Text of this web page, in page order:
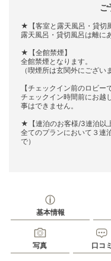
ご
★【客室と露天風呂・貸切
露天風呂・貸切風呂は離に
★【全館禁煙】
全館禁煙となります。
（喫煙所は玄関外にござい
【チェックイン前のロビー
チェックイン時間前にお越
事はできません。
★【連泊のお客様/3連泊以
全てのプランにおいて３連
で）
基本情報
写真 口コミ